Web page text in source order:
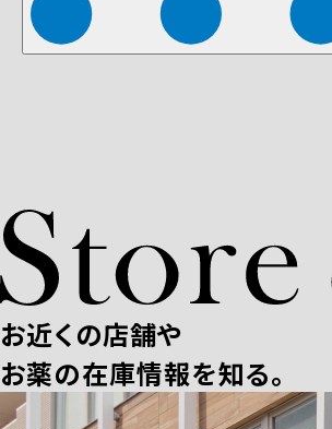
お近くの店舗や
お薬の在庫情報を知る。